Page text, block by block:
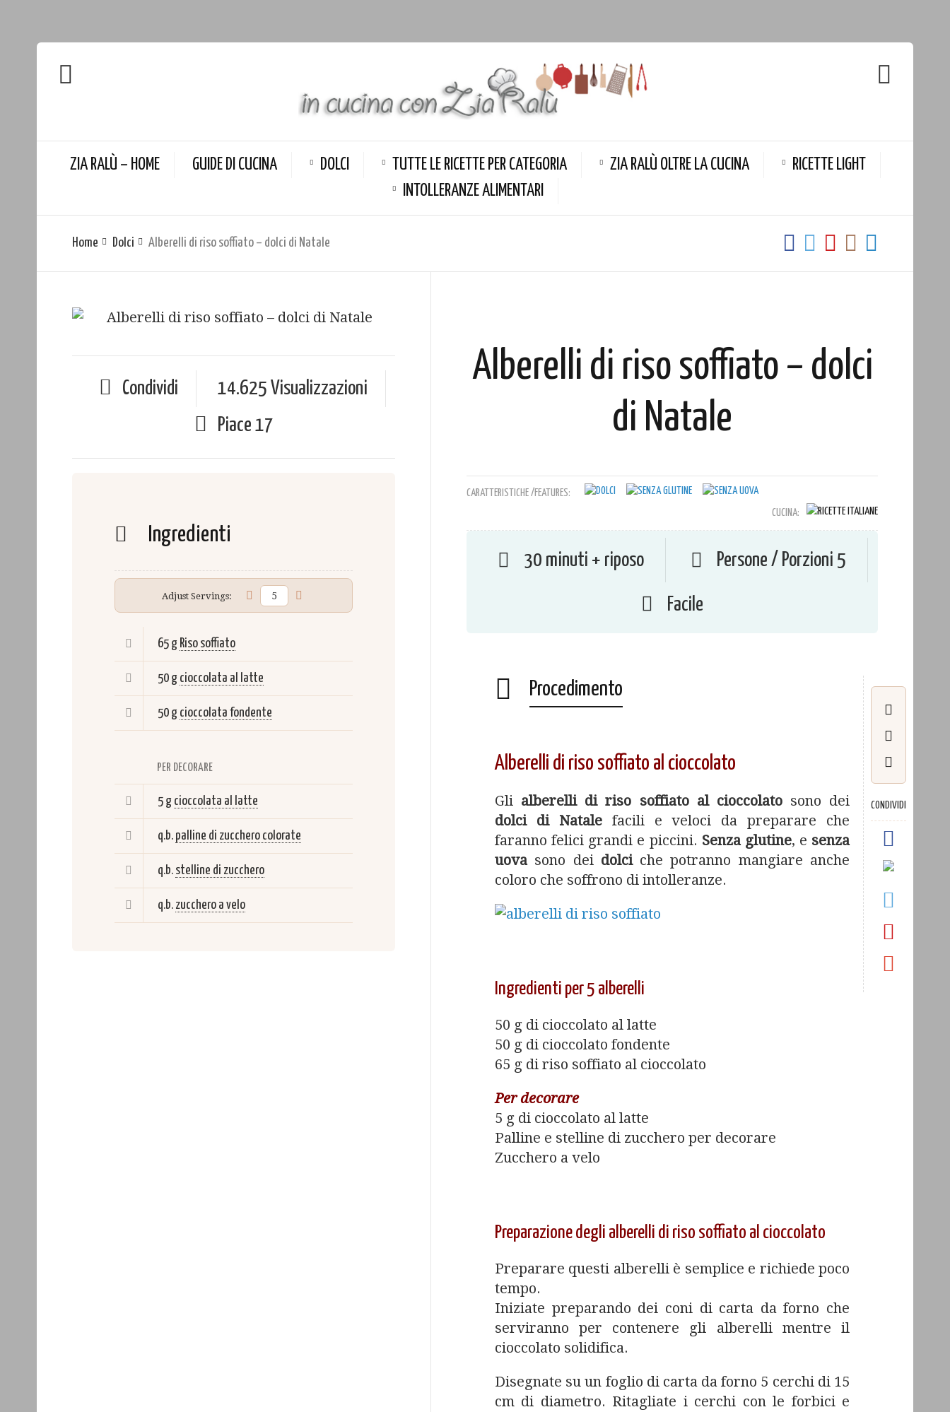
ZIA RALÙ – HOME GUIDE DI CUCINA DOLCI TUTTE LE RICETTE PER CATEGORIA ZIA RALÙ OLTRE LA CUCINA
RICETTE LIGHT
INTOLLERANZE ALIMENTARI
Home Dolci Alberelli di riso soffiato – dolci di Natale
Condividi
14.625 Visualizzazioni
Piace 17
Ingredienti
Adjust Servings:
65 g Riso soffiato
50 g cioccolata al latte
50 g cioccolata fondente
PER DECORARE
5 g cioccolata al latte
q.b. palline di zucchero colorate
q.b. stelline di zucchero
q.b. zucchero a velo
Alberelli di riso soffiato – dolci
di Natale
CARATTERISTICHE /FEATURES:
CUCINA:
30 minuti + riposo Persone / Porzioni 5
Facile
Procedimento
CONDIVIDI
Alberelli di riso soffiato al cioccolato
Gli alberelli di riso soffiato al cioccolatosono dei
dolci di Natalefacili e veloci da preparare che
faranno felici grandi e piccini. Senza glutine, e senza
uova sono dei dolciche potranno mangiare anche
coloro che soffrono di intolleranze.
Ingredienti per 5 alberelli
50 g di cioccolato al latte
50 g di cioccolato fondente
65 g di riso soffiato al cioccolato
Per decorare
5 g di cioccolato al latte
Palline e stelline di zucchero per decorare
Zucchero a velo
Preparazione degli alberelli di riso soffiato al cioccolato
Preparare questi alberelli è semplice e richiede poco
tempo.
Iniziate preparando dei coni di carta da forno che
serviranno per contenere gli alberelli mentre il
cioccolato solidifica.
Disegnate su un foglio di carta da forno 5 cerchi di 15
cm di diametro. Ritagliate i cerchi con le forbici e